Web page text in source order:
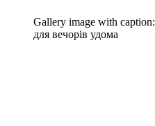
Gallery image with caption:
для вечорів удома